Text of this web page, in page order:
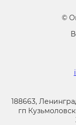
©
188663,
гп